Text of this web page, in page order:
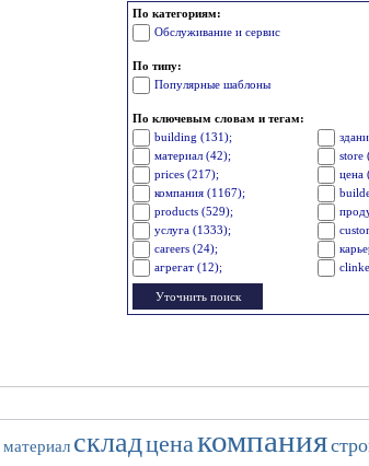
По категориям:
Обслуживание и сервис
По типу:
Популярные шаблоны
По ключевым словам и тегам:
building (131);
материал (42);
store
prices (217);
цена
компания (1167);
products (529);
услуга (1333);
careers (24);
агрегат (12);
материал складценакомпания